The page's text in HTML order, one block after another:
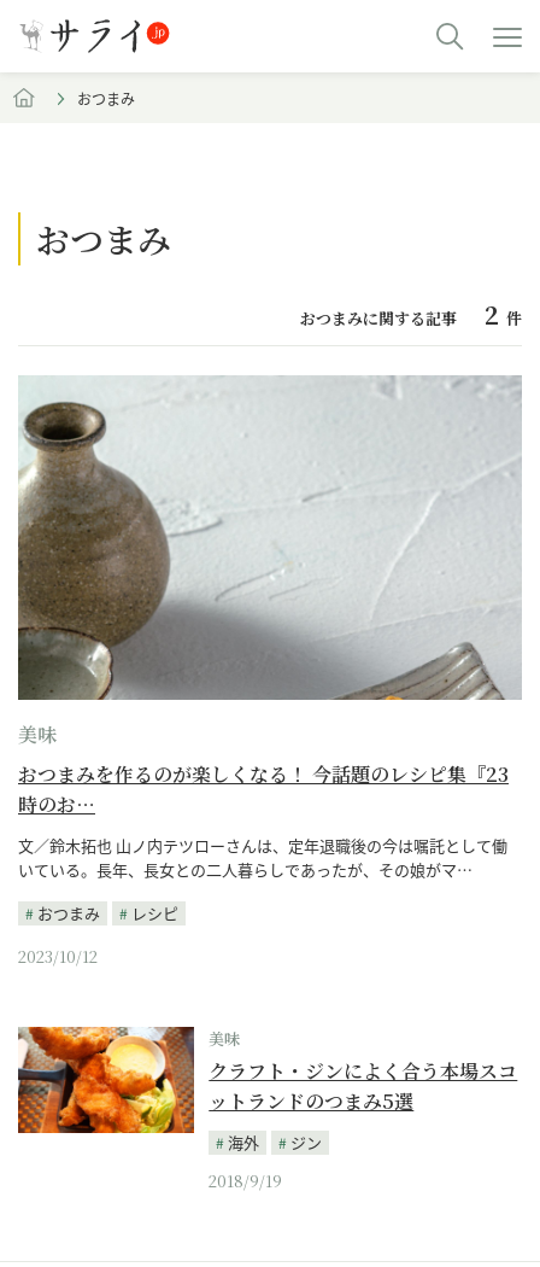
おつまみ
おつまみ
おつまみに関する記事 2 件
美味
おつまみを作るのが楽しくなる！ 今話題のレシピ集『23
時のお…
文／鈴木拓也 山ノ内テツローさんは、定年退職後の今は嘱託として働
いている。長年、長女との二人暮らしであったが、その娘がマ…
おつまみ
レシピ
2023/10/12
美味
クラフト・ジンによく合う本場スコ
ットランドのつまみ5選
海外
ジン
2018/9/19